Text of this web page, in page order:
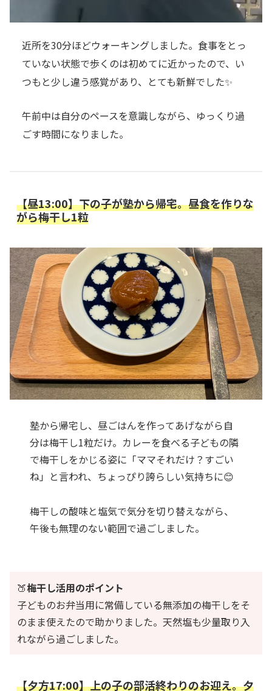
近所を30分ほどウォーキングしました。食事をとっ
ていない状態で歩くのは初めてに近かったので、い
つもと少し違う感覚があり、とても新鮮でした✨
午前中は自分のペースを意識しながら、ゆっくり過
ごす時間になりました。
【昼13:00】下の子が塾から帰宅。昼食を作りな
がら梅干し1粒
塾から帰宅し、昼ごはんを作ってあげながら自
分は梅干し1粒だけ。カレーを食べる子どもの隣
で梅干しをかじる姿に「ママそれだけ？すごい
ね」と言われ、ちょっぴり誇らしい気持ちに😊
梅干しの酸味と塩気で気分を切り替えながら、
午後も無理のない範囲で過ごしました。
🍑梅干し活用のポイント
子どものお弁当用に常備している無添加の梅干しをそ
のまま使えたので助かりました。天然塩も少量取り入
れながら過ごしました。
【夕方17:00】上の子の部活終わりのお迎え。夕